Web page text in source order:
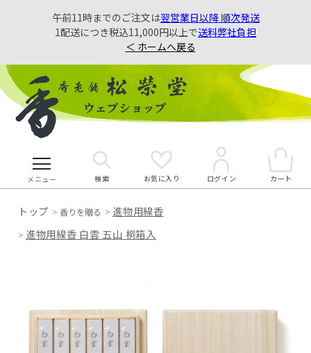
午前11時までのご注文は翌営業日以降 順次発送
1配送につき税込11,000円以上で送料弊社負担
＜ ホームへ戻る
メニュー 検索 お気に入り ログイン カート
> 香りを贈る > 進物用線香
> 進物用線香 白雲 五山 桐箱入